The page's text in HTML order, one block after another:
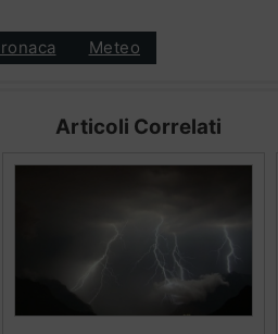
Meteo
Articoli Correlati